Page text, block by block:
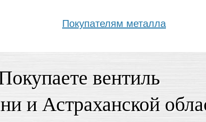
Покупателям металла
вентиль
и Астраханской